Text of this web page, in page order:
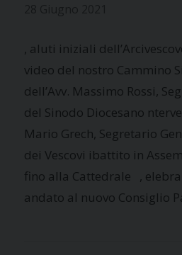
, aluti iniziali
video del nostro Cammino
dell’Avv. Massimo Rossi,
del Sinodo Diocesano
Mario Grech, Segretario
dei Vescovi ibattito in
fino alla Cattedrale ,
andato al nuovo Consiglio